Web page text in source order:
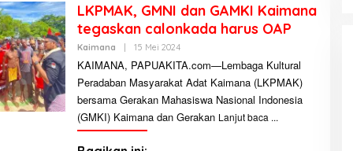
LKPMAK, GMNI dan GAMKI Kaimana
tegaskan calonkada harus OAP
Kaimana 15 Mei 2024O
E
H
D
M
I
KAIMANA, PAPUAKITA.com—Lembaga Kultural
Peradaban Masyarakat Adat Kaimana (LKPMAK)
bersama Gerakan Mahasiswa Nasional Indonesia
(GMKI) Kaimana dan Gerakan Lanjut baca